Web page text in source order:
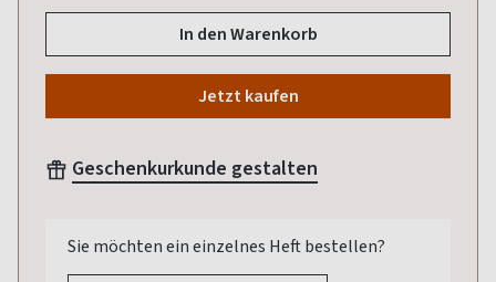
In den Warenkorb
Jetzt kaufen
Geschenkurkunde gestalten
Sie möchten ein einzelnes Heft bestellen?